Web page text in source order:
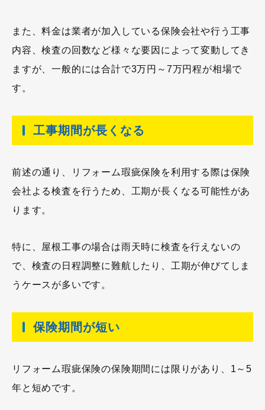
また、料金は業者が加入している保険会社や行う工事
内容、検査の回数など様々な要因によって変動してき
ますが、一般的には合計で3万円～7万円程が相場で
す。
工事期間が長くなる
前述の通り、リフォーム瑕疵保険を利用する際は保険
会社よる検査を行うため、工期が長くなる可能性があ
ります。
特に、屋根工事の場合は雨天時に検査を行えないの
で、検査の日程調整に難航したり、工期が伸びてしま
うケースが多いです。
保険期間が短い
リフォーム瑕疵保険の保険期間には限りがあり、1～5
年と短めです。